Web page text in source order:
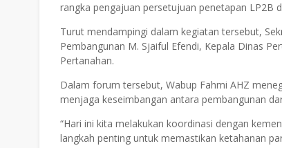
rangka pengajuan persetujuan penetapan LP2B
Turut mendampingi dalam kegiatan tersebut,
Pembangunan M. Sjaiful Efendi, Kepala Dinas
Pertanahan.
Dalam forum tersebut, Wabup Fahmi AHZ
menjaga keseimbangan antara pembangunan
“Hari ini kita melakukan koordinasi dengan
langkah penting untuk memastikan ketahanan